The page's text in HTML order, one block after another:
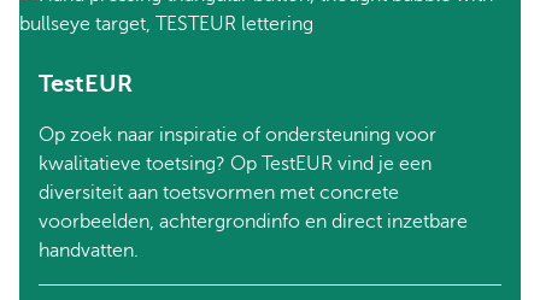
TestEUR
Op zoek naar inspiratie of ondersteuning voor
kwalitatieve toetsing? Op TestEUR vind je een
diversiteit aan toetsvormen met concrete
voorbeelden, achtergrondinfo en direct inzetbare
handvatten.